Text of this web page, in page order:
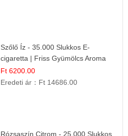
Szőlő Íz - 35.000 Slukkos E-
cigaretta | Friss Gyümölcs Aroma
Ft 6200.00
Eredeti ár： Ft 14686.00
Rózsaszín Citrom - 25.000 Slukkos